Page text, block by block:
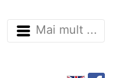
Mai mult ...